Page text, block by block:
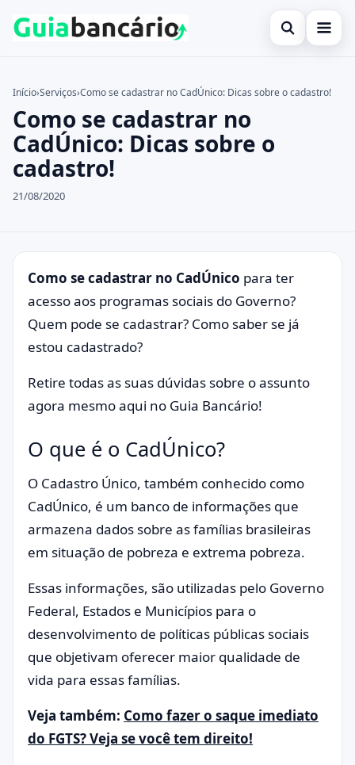
Abrir busca
Cartões
Previdência
Serviços
Buscar no site
Buscar por:
Pressione Enter para buscar ou ESC para fechar.
Início›Serviços›Como se cadastrar no CadÚnico: Dicas sobre o cadastro!
Como se cadastrar no
CadÚnico: Dicas sobre o
cadastro!
21/08/2020
Como se cadastrar no CadÚnico para ter
acesso aos programas sociais do Governo?
Quem pode se cadastrar? Como saber se já
estou cadastrado?
Retire todas as suas dúvidas sobre o assunto
agora mesmo aqui no Guia Bancário!
O que é o CadÚnico?
O Cadastro Único, também conhecido como
CadÚnico, é um banco de informações que
armazena dados sobre as famílias brasileiras
em situação de pobreza e extrema pobreza.
Essas informações, são utilizadas pelo Governo
Federal, Estados e Municípios para o
desenvolvimento de políticas públicas sociais
que objetivam oferecer maior qualidade de
vida para essas famílias.
Veja também: Como fazer o saque imediato
do FGTS? Veja se você tem direito!